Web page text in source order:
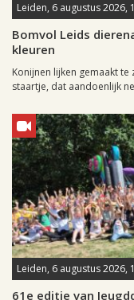
Leiden, 6 augustus 2026,
Bomvol Leids
kleuren
Konijnen lijken gemaakt
staartje, dat aandoenlijk
Leiden, 6 augustus 2026,
61e editie van